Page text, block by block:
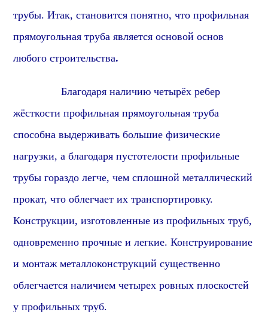
трубы. Итак,становится понятно, чтопрофильная
прямоугольная труба является основой основ
любого строительства.
Благодаря наличию четырёх ребер
жёсткостипрофильнаяпрямоугольная труба
способна выдерживать большие физические
нагрузки, а благодаря пустотелостипрофильные
трубы гораздо легче, чем сплошной металлический
прокат, что облегчает их транспортировку.
Конструкции, изготовленные изпрофильных труб,
одновременно прочные и легкие. Конструирование
и монтаж металлоконструкций существенно
облегчается наличием четырех ровных плоскостей
упрофильных труб.